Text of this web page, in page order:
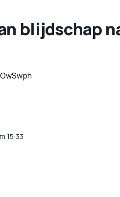
blijdschap
15:33